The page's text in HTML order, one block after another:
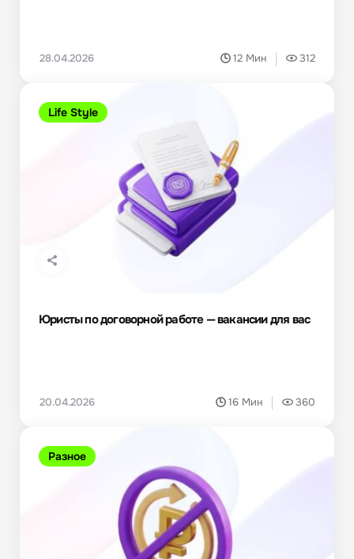
28.04.2026 12 Мин 312
Life Style
Юристы по договорной работе — вакансии для вас
20.04.2026 16 Мин 360
Разное